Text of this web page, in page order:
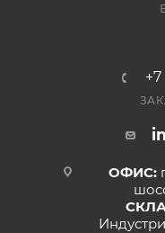
ОФИС: